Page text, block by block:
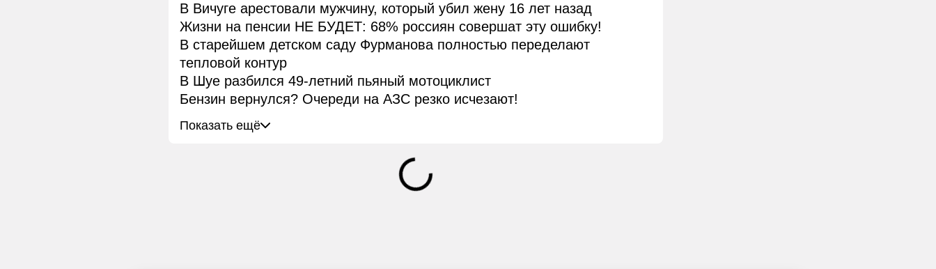
В Вичуге арестовали мужчину, который убил жену 16 лет назад
Жизни на пенсии НЕ БУДЕТ: 68% россиян совершат эту ошибку!
В старейшем детском саду Фурманова полностью переделают
тепловой контур
В Шуе разбился 49-летний пьяный мотоциклист
Бензин вернулся? Очереди на АЗС резко исчезают!
Показать ещё